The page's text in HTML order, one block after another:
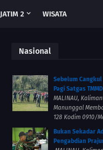
JATIM 2 WISATA
Nasional
Sebelum
Pagi Satgas
MALINAU,
Manunggal
128 Kodim 0910/
Bukan Sekadar
Pengabdian